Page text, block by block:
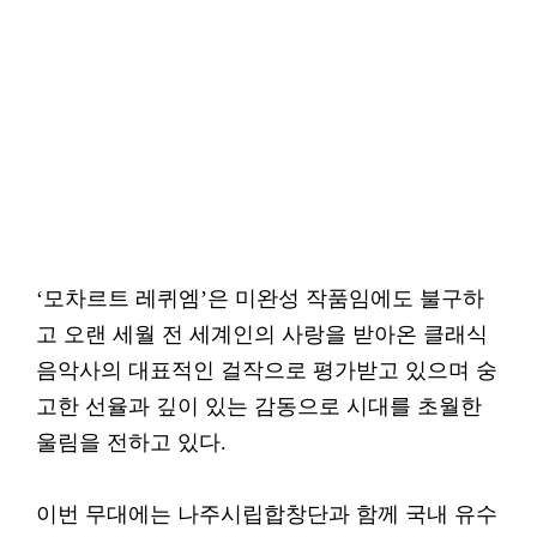
‘모차르트 레퀴엠’은 미완성 작품임에도 불구하
고 오랜 세월 전 세계인의 사랑을 받아온 클래식
음악사의 대표적인 걸작으로 평가받고 있으며 숭
고한 선율과 깊이 있는 감동으로 시대를 초월한
울림을 전하고 있다.
이번 무대에는 나주시립합창단과 함께 국내 유수